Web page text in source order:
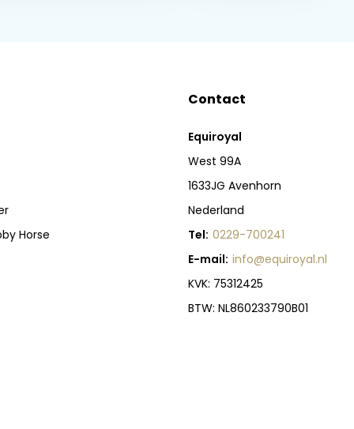
Horse
Contact
Equiroyal
West 99A
1633JG Avenhorn
Nederland
Tel: 0229-700241
E-mail: info@equiroyal.nl
KVK: 75312425
BTW: NL860233790B01